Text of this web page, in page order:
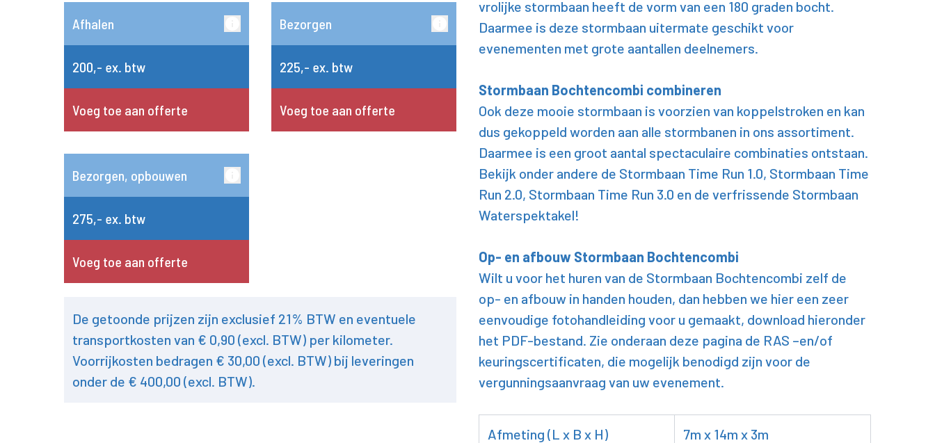
Afhalen
200,- ex. btw
Voeg toe aan offerte
Bezorgen
225,- ex. btw
Voeg toe aan offerte
Bezorgen, opbouwen
275,- ex. btw
Voeg toe aan offerte
De getoonde prijzen zijn exclusief 21% BTW en eventuele
transportkosten van € 0,90 (excl. BTW) per kilometer.
Voorrijkosten bedragen € 30,00 (excl. BTW) bij leveringen
onder de € 400,00 (excl. BTW).
vrolijke stormbaan heeft de vorm van een 180 graden bocht.
Daarmee is deze stormbaan uitermate geschikt voor
evenementen met grote aantallen deelnemers.
Stormbaan Bochtencombi combineren
Ook deze mooie stormbaan is voorzien van koppelstroken en kan
dus gekoppeld worden aan alle stormbanen in ons assortiment.
Daarmee is een groot aantal spectaculaire combinaties ontstaan.
Bekijk onder andere de Stormbaan Time Run 1.0, Stormbaan Time
Run 2.0, Stormbaan Time Run 3.0 en de verfrissende Stormbaan
Waterspektakel!
Op- en afbouw Stormbaan Bochtencombi
Wilt u voor het huren van de Stormbaan Bochtencombi zelf de
op- en afbouw in handen houden, dan hebben we hier een zeer
eenvoudige fotohandleiding voor u gemaakt, download hieronder
het PDF-bestand. Zie onderaan deze pagina de RAS –en/of
keuringscertificaten, die mogelijk benodigd zijn voor de
vergunningsaanvraag van uw evenement.
Afmeting (L x B x H) 7m x 14m x 3m